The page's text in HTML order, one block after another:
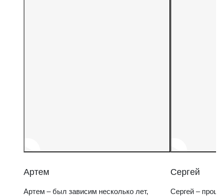
Артем
Артем – был зависим несколько лет,
Сергей
Сергей –